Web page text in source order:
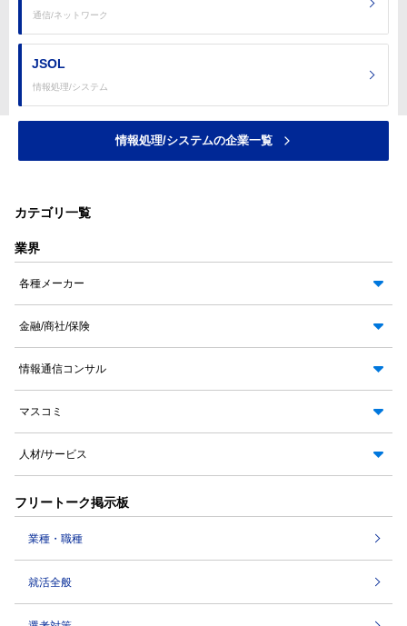
通信/ネットワーク
JSOL
情報処理/システム
情報処理/システムの企業一覧
カテゴリ一覧
業界
各種メーカー
金融/商社/保険
情報通信コンサル
マスコミ
人材/サービス
フリートーク掲示板
業種・職種
就活全般